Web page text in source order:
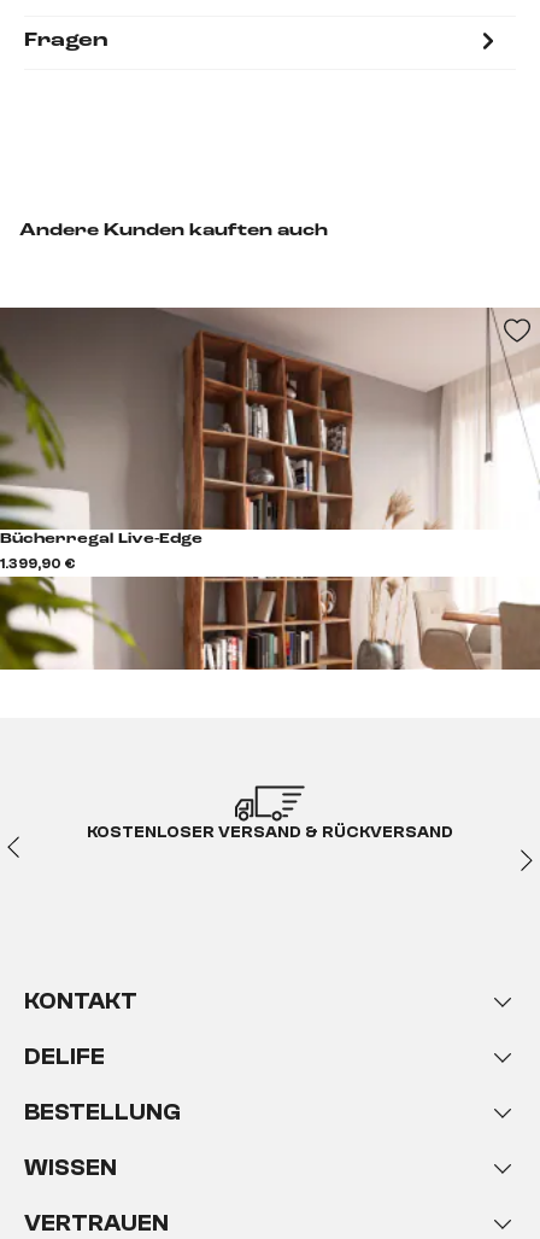
Fragen
Andere Kunden kauften auch
Bücherregal Live-Edge
1.399,90 €
KOSTENLOSER VERSAND & RÜCKVERSAND
KONTAKT
DELIFE
BESTELLUNG
WISSEN
VERTRAUEN